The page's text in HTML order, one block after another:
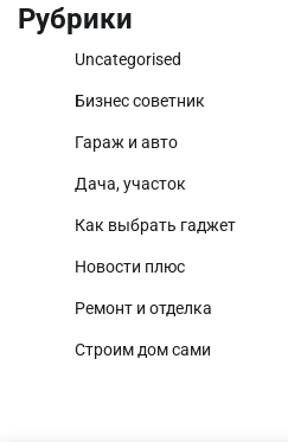
Рубрики
Uncategorised
Бизнес советник
Гараж и авто
Дача, участок
Как выбрать гаджет
Новости плюс
Ремонт и отделка
Строим дом сами